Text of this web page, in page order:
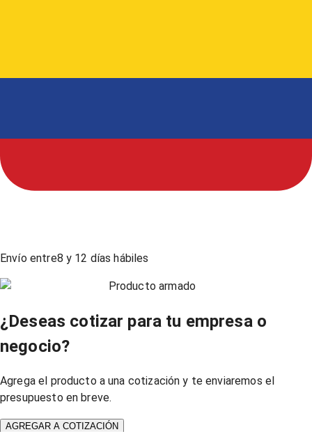
Envío entre8 y 12 días hábiles
Producto armado
¿Deseas cotizar para tu empresa o
negocio?
Agrega el producto a una cotización y te enviaremos el
presupuesto en breve.
AGREGAR A COTIZACIÓN